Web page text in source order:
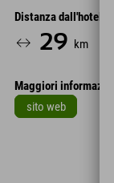
Distanza dall'hotel
29 km
Maggiori
sito web